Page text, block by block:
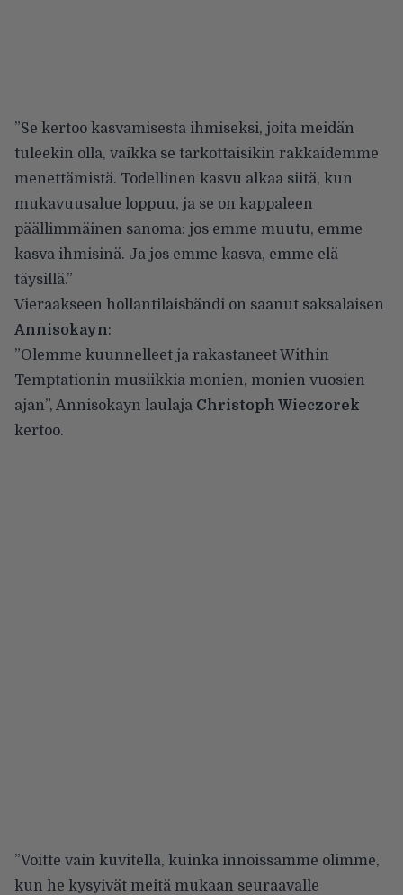
”Se kertoo kasvamisesta ihmiseksi, joita meidän
tuleekin olla, vaikka se tarkottaisikin rakkaidemme
menettämistä. Todellinen kasvu alkaa siitä, kun
mukavuusalue loppuu, ja se on kappaleen
päällimmäinen sanoma: jos emme muutu, emme
kasva ihmisinä. Ja jos emme kasva, emme elä
täysillä.”
Vieraakseen hollantilaisbändi on saanut saksalaisen
Annisokayn:
”Olemme kuunnelleet ja rakastaneet Within
Temptationin musiikkia monien, monien vuosien
ajan”, Annisokayn laulaja Christoph Wieczorek
kertoo.
”Voitte vain kuvitella, kuinka innoissamme olimme,
kun he kysyivät meitä mukaan seuraavalle